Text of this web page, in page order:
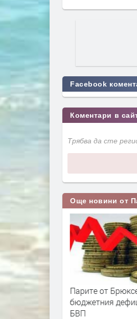
Facebook
Коментари в
Трябва да сте
Още новини от
стигнаха и
Парите от
бюджетния
БВП